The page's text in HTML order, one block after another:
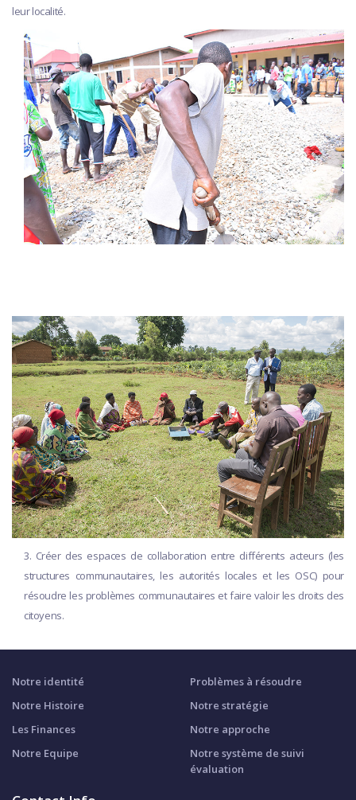
leur localité.
3. Créer des espaces de collaboration entre différents acteurs (les
structures communautaires, les autorités locales et les OSC) pour
résoudre les problèmes communautaires et faire valoir les droits des
citoyens.
Notre identité
Notre Histoire
Les Finances
Notre Equipe
Problèmes à résoudre
Notre stratégie
Notre approche
Notre système de suivi
évaluation